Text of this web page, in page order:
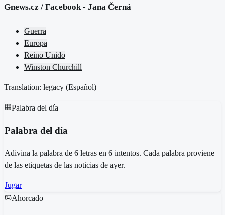
Gnews.cz / Facebook - Jana Černá
Guerra
Europa
Reino Unido
Winston Churchill
Translation: legacy (Español)
Palabra del día
Palabra del día
Adivina la palabra de 6 letras en 6 intentos. Cada palabra proviene
de las etiquetas de las noticias de ayer.
Jugar
Ahorcado